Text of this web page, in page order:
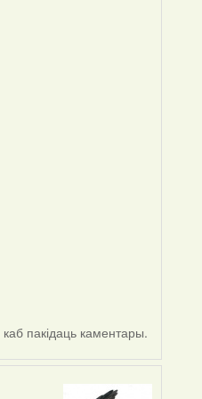
каб пакідаць каментары.